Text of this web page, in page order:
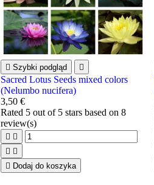
 Szybki podgląd 
Sacred Lotus Seeds mixed colors
(Nelumbo nucifera)
3,50 €
Rated 5out of 5 stars based on 8
review(s)
 
 
 Dodaj do koszyka